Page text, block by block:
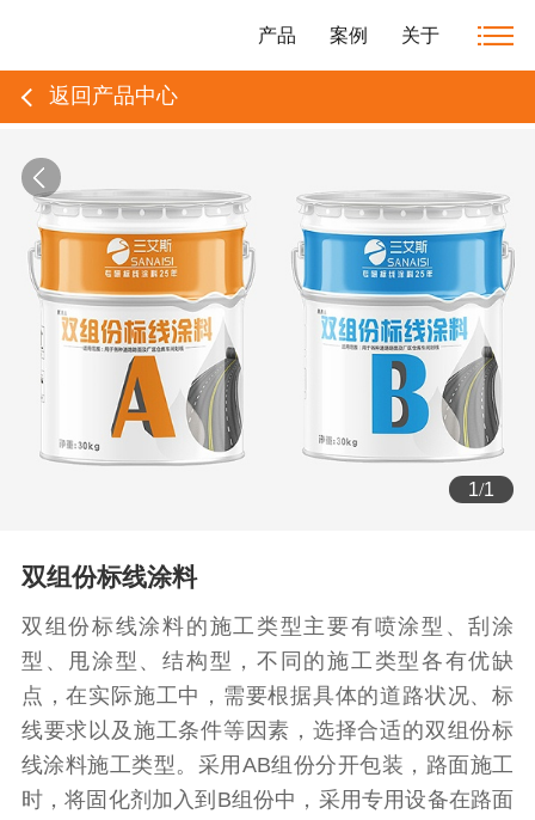
产品 案例 关于
返回产品中心
1/1
双组份标线涂料
双组份标线涂料的施工类型主要有喷涂型、刮涂
型、甩涂型、结构型，不同的施工类型各有优缺
点，在实际施工中，需要根据具体的道路状况、标
线要求以及施工条件等因素，选择合适的双组份标
线涂料施工类型。采用AB组份分开包装，路面施工
时，将固化剂加入到B组份中，采用专用设备在路面